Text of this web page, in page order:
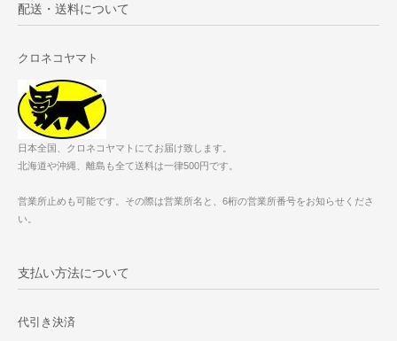
配送・送料について
クロネコヤマト
日本全国、クロネコヤマトにてお届け致します。
北海道や沖縄、離島も全て送料は一律500円です。
営業所止めも可能です。その際は営業所名と、6桁の営業所番号をお知らせくださ
い。
支払い方法について
代引き決済